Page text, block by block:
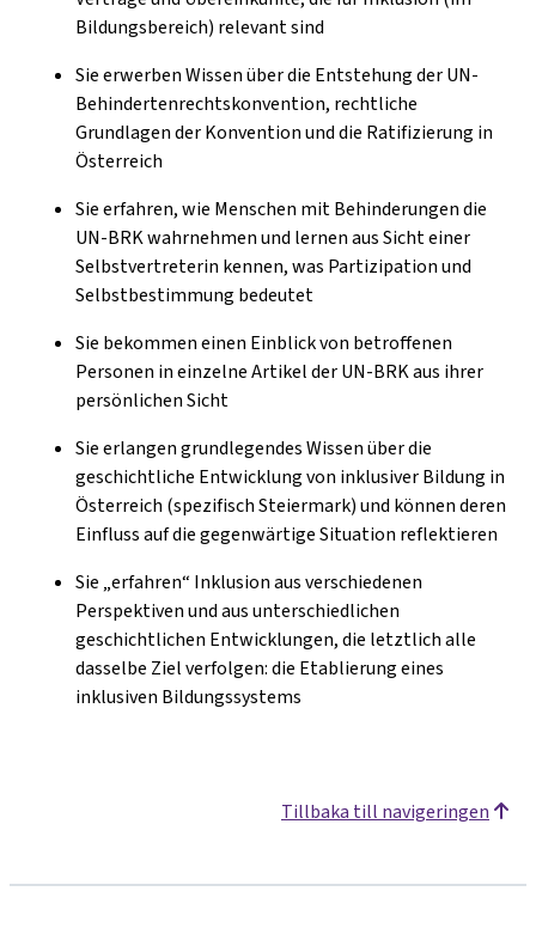
Bildungsbereich) relevant sind
Sie erwerben Wissen über die Entstehung der UN-
Behindertenrechtskonvention, rechtliche
Grundlagen der Konvention und die Ratifizierung in
Österreich
Sie erfahren, wie Menschen mit Behinderungen die
UN-BRK wahrnehmen und lernen aus Sicht einer
Selbstvertreterin kennen, was Partizipation und
Selbstbestimmung bedeutet
Sie bekommen einen Einblick von betroffenen
Personen in einzelne Artikel der UN-BRK aus ihrer
persönlichen Sicht
Sie erlangen grundlegendes Wissen über die
geschichtliche Entwicklung von inklusiver Bildung in
Österreich (spezifisch Steiermark) und können deren
Einfluss auf die gegenwärtige Situation reflektieren
Sie „erfahren“ Inklusion aus verschiedenen
Perspektiven und aus unterschiedlichen
geschichtlichen Entwicklungen, die letztlich alle
dasselbe Ziel verfolgen: die Etablierung eines
inklusiven Bildungssystems
Tillbaka till navigeringen